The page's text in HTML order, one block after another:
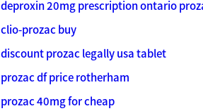
deproxin 20mg prescription ontario
clio-prozac buy
discount prozac legally usa tablet
prozac df price rotherham
prozac 40mg for cheap